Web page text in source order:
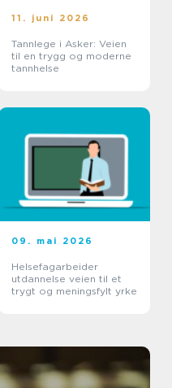
11. juni 2026
Tannlege i Asker: Veien
til en trygg og moderne
tannhelse
09. mai 2026
Helsefagarbeider
utdannelse veien til et
trygt og meningsfylt yrke